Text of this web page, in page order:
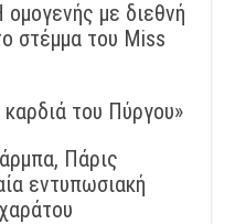
με διεθνή
στέμμα του Miss
του Πύργου»
Πάρις
εντυπωσιακή